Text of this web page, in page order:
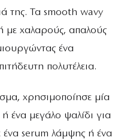
της. Τα smooth wavy
με χαλαρούς, απαλούς
ένα
πολυτέλεια.
χρησιμοποίησε μία
ένα μεγάλο ψαλίδι για
ένα serum λάμψης ή ένα